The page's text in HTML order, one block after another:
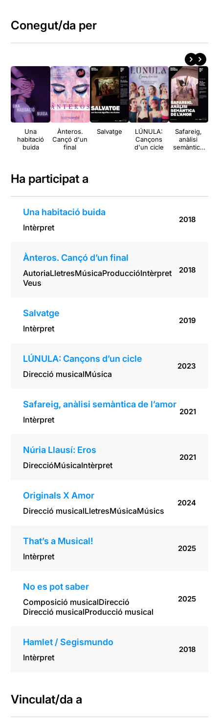
Conegut/da per
Una
habitació
buida
Ànteros.
Cançó d'un
final
Salvatge
LÚNULA:
Cançons
d'un cicle
Safareig,
anàlisi
semàntica
Ha participat a
Una habitació buida
Intèrpret
2018
Ànteros. Cançó d’un final
AutoriaLletresMúsicaProduccióIntèrpret
Veus
2018
Salvatge
Intèrpret
2019
LÚNULA: Cançons d’un cicle
Direcció musicalMúsica
2023
Safareig, anàlisi semàntica de l’amor
Intèrpret
2021
Núria Llausí: Eros
DireccióMúsicaIntèrpret
2021
Originals X Amor
Direcció musicalLletresMúsicaMúsics
2024
That’s a Musical!
Intèrpret
2025
No es pot saber
Composició musicalDirecció
Direcció musicalProducció musical
2025
Hamlet / Segismundo
Intèrpret
2018
Vinculat/da a